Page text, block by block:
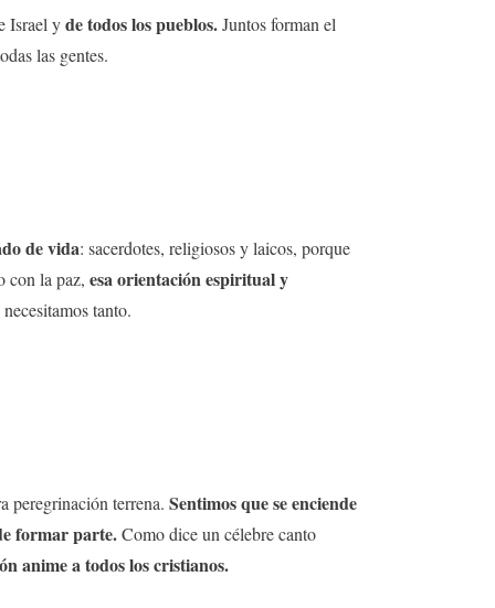
Israel yde todos los pueblos.Juntos forman el
las gentes.
de vida: sacerdotes, religiosos y laicos, porque
con la paz, esa orientación espiritual y
tanto.
peregrinación terrena. Sentimos que se enciende
formar parte.Como dice un célebre canto
anime a todos los cristianos.